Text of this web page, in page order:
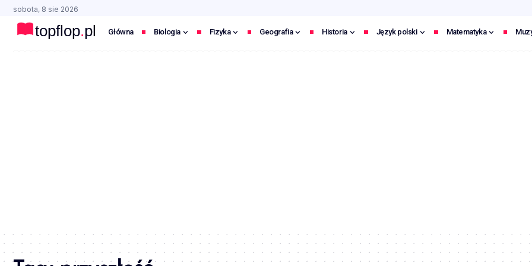
sobota, 8 sie 2026
Główna Biologia Fizyka Geografia Historia Język polski Matematyka